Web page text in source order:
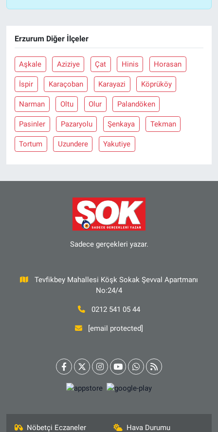
Erzurum Diğer İlçeler
Aşkale Aziziye Çat Hinis Horasan
İspir Karaçoban Karayazi Köprüköy
Narman Oltu Olur Palandöken
Pasinler Pazaryolu Şenkaya Tekman
Tortum Uzundere Yakutiye
Sadece gerçekleri yazar.
Tevfikbey Mahallesi Köşk Sokak Şevval Apartmanı
No:24/4
0212 541 05 44
[email protected]
Nöbetçi Eczaneler Hava Durumu